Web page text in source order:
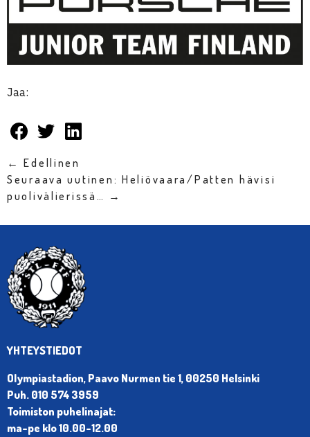
Jaa:
← Edellinen
Seuraava uutinen: Heliövaara/Patten hävisi
puolivälierissä… →
YHTEYSTIEDOT
Olympiastadion, Paavo Nurmen tie 1, 00250 Helsinki
Puh. 010 574 3959
Toimiston puhelinajat:
ma-pe klo 10.00-12.00